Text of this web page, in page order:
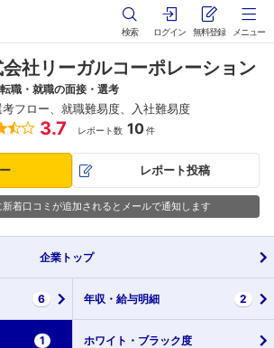
検索 ログイン 無料登録 メニュー
社リーガルコーポレーション
職・就職の面接・選考
フロー、就職難易度、入社難易度
3.7 レポート数 10件
レポート投稿
着口コミが追加されるとメールで通知します
企業 トップ
6 年収・ 給与明細 2
1 ホワイト・ ブラック度